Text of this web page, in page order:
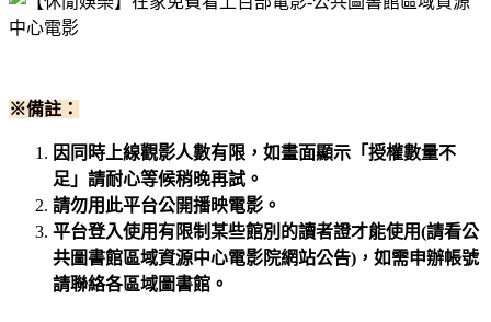
※備註：
因同時上線觀影人數有限，如畫面顯示「授權數量不
足」請耐心等候稍晚再試。
請勿用此平台公開播映電影。
平台登入使用有限制某些館別的讀者證才能使用(請看公
共圖書館區域資源中心電影院網站公告)，如需申辦帳號
請聯絡各區域圖書館。